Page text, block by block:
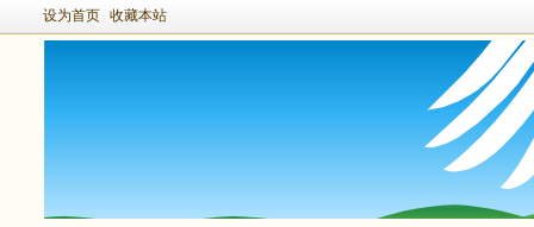
设为首页 收藏本站